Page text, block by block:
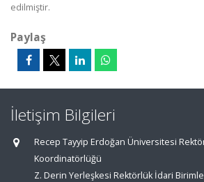
edilmiştir.
Paylaş
İletişim Bilgileri
Recep Tayyip Erdoğan Üniversitesi
Koordinatörlüğü
Z. Derin Yerleşkesi Rektörlük İdari